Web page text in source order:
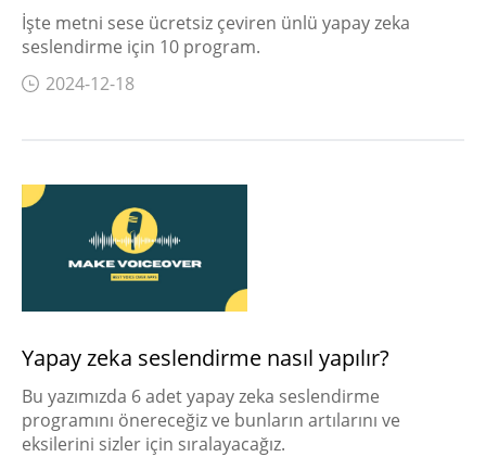
İşte metni sese ücretsiz çeviren ünlü yapay zeka
seslendirme için 10 program.
2024-12-18
Yapay zeka seslendirme nasıl yapılır?
Bu yazımızda 6 adet yapay zeka seslendirme
programını önereceğiz ve bunların artılarını ve
eksilerini sizler için sıralayacağız.